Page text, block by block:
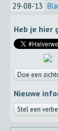
29-08-'13
Heb je hier
Doe een
Nieuwe
Stel een